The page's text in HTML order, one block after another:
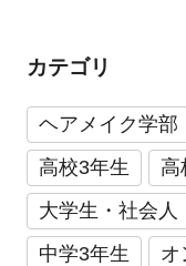
カテゴリ
ヘアメイク学部
高校3年生
高
大学生・社会人
中学3年生
オ